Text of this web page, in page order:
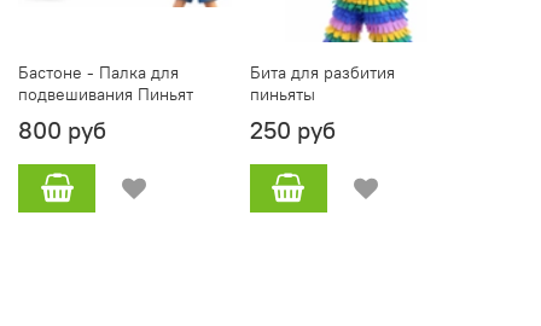
Бастоне - Палка для
подвешивания Пиньят
800 руб
Бита для разбития
пиньяты
250 руб